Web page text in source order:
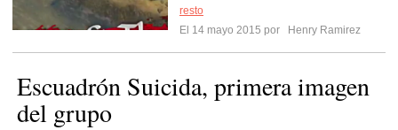
resto
El 14 mayo 2015 por
Henry Ramirez
Escuadrón Suicida, primera imagen
del grupo